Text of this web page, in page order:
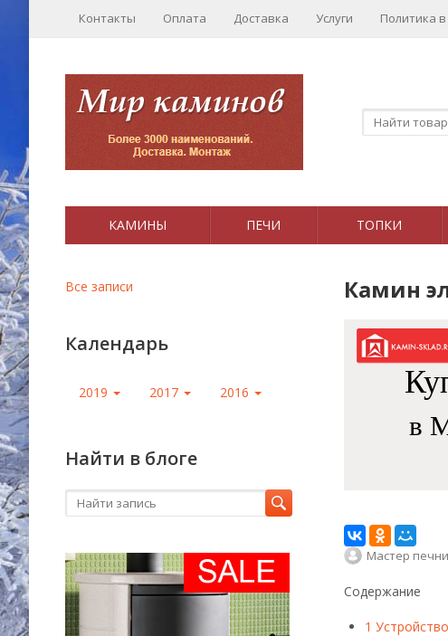
Контакты Оплата Доставка Услуги Политика
КАМИНЫ ПЕЧИ ТОПКИ
Все записи
Календарь
2019 2017 2016
Найти в блоге
Камин
в
Мастер
Содержание
1